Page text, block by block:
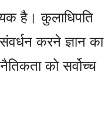
है। कुलाधिपति
करने ज्ञान का
को सर्वोच्च